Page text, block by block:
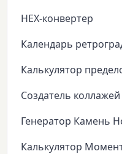
HEX-конвертер
Календарь
Калькулятор
Создатель коллажей
Генератор Камень
Калькулятор